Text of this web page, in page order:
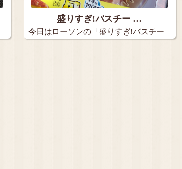
盛りすぎ!バスチー …
今日はローソンの「盛りすぎ!バスチー